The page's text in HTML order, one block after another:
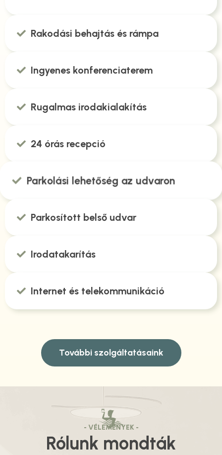
Rakodási behajtás és rámpa
Ingyenes konferenciaterem
Rugalmas irodakialakítás
24 órás recepció
Parkolási lehetőség az udvaron
Parkosított belső udvar
Irodatakarítás
Internet és telekommunikáció
További szolgáltatásaink
- VÉLEMÉNYEK -
Rólunk mondták